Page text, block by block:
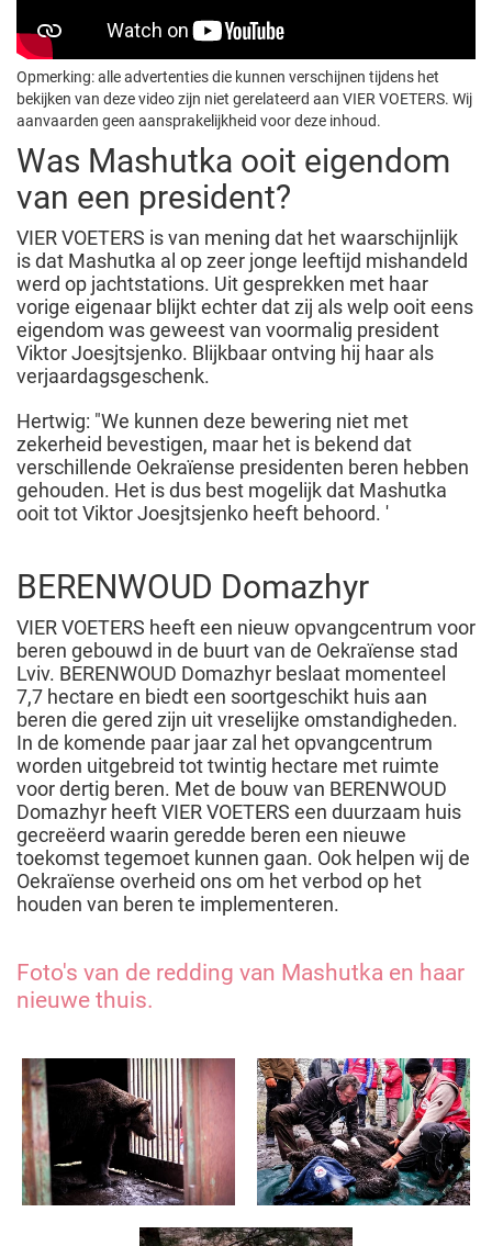
Opmerking: alle advertenties die kunnen verschijnen tijdens het
bekijken van deze video zijn niet gerelateerd aan VIER VOETERS. Wij
aanvaarden geen aansprakelijkheid voor deze inhoud.
Was Mashutka ooit eigendom
van een president?
VIER VOETERS is van mening dat het waarschijnlijk
is dat Mashutka al op zeer jonge leeftijd mishandeld
werd op jachtstations. Uit gesprekken met haar
vorige eigenaar blijkt echter dat zij als welp ooit eens
eigendom was geweest van voormalig president
Viktor Joesjtsjenko. Blijkbaar ontving hij haar als
verjaardagsgeschenk.
Hertwig: "We kunnen deze bewering niet met
zekerheid bevestigen, maar het is bekend dat
verschillende Oekraïense presidenten beren hebben
gehouden. Het is dus best mogelijk dat Mashutka
ooit tot Viktor Joesjtsjenko heeft behoord. '
BERENWOUD Domazhyr
VIER VOETERS heeft een nieuw opvangcentrum voor
beren gebouwd in de buurt van de Oekraïense stad
Lviv. BERENWOUD Domazhyr beslaat momenteel
7,7 hectare en biedt een soortgeschikt huis aan
beren die gered zijn uit vreselijke omstandigheden.
In de komende paar jaar zal het opvangcentrum
worden uitgebreid tot twintig hectare met ruimte
voor dertig beren. Met de bouw van BERENWOUD
Domazhyr heeft VIER VOETERS een duurzaam huis
gecreëerd waarin geredde beren een nieuwe
toekomst tegemoet kunnen gaan. Ook helpen wij de
Oekraïense overheid ons om het verbod op het
houden van beren te implementeren.
Foto's van de redding van Mashutka en haar
nieuwe thuis.